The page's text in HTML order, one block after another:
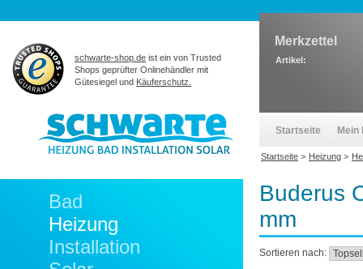
Buderus
mm
Sortieren nach:
Bad
Heizung
Installation
schwarte-shop.de ist ein von Trusted
Shops geprüfter Onlinehändler mit
Gütesiegel und Käuferschutz.
Merkzettel
Artikel:
Startseite Mein
Startseite > Heizung >